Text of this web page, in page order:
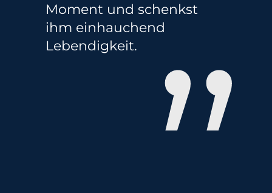
Moment und schenkst
ihm einhauchend
Lebendigkeit.